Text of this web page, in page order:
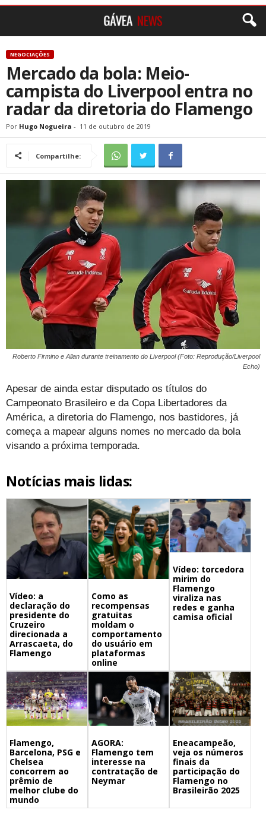
NEGOCIAÇÕES
Mercado da bola: Meio-
campista do Liverpool entra no
radar da diretoria do Flamengo
Por Hugo Nogueira - 11 de outubro de 2019
Compartilhe:
Roberto Firmino e Allan durante treinamento do Liverpool (Foto: Reprodução/Liverpool
Echo)
Apesar de ainda estar disputado os títulos do
Campeonato Brasileiro e da Copa Libertadores da
América, a diretoria do Flamengo, nos bastidores, já
começa a mapear alguns nomes no mercado da bola
visando a próxima temporada.
Notícias mais lidas:
Vídeo: a
declaração do
presidente do
Cruzeiro
direcionada a
Arrascaeta, do
Flamengo
Como as
recompensas
gratuitas
moldam o
comportamento
do usuário em
plataformas
online
Vídeo: torcedora
mirim do
Flamengo
viraliza nas
redes e ganha
camisa oficial
Flamengo,
Barcelona, PSG e
Chelsea
concorrem ao
prêmio de
melhor clube do
mundo
AGORA:
Flamengo tem
interesse na
contratação de
Neymar
Eneacampeão,
veja os números
finais da
participação do
Flamengo no
Brasileirão 2025